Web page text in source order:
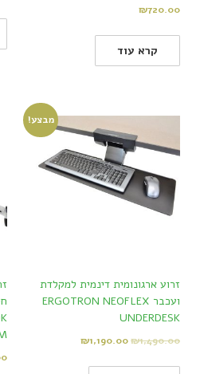
₪720.00
קרא עוד
מבצע!
זרוע ארגונומית דינמית למקלדת
ועכבר ERGOTRON NEOFLEX
UNDERDESK
₪1,490.00
₪1,190.00